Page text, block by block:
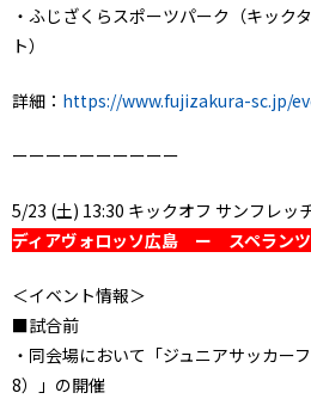
・ふじざくらスポーツパーク（キック
ト）
詳細： https://www.fujizakura-sc.jp/
ーーーーーーーーーー
5/23 (土) 13:30 キックオフ サンフレッ
ディアヴォロッソ広島 ー スペラン
＜イベント情報＞
■試合前
・同会場において「ジュニアサッカー
8）」の開催